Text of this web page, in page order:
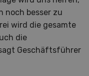
noch besser zu
wird die gesamte
die
Geschäftsführer